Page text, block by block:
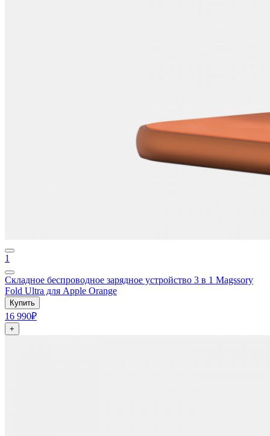
1
Складное беспроводное зарядное устройство 3 в 1 Magssory
Fold Ultra для Apple Orange
Купить
16 990₽
+